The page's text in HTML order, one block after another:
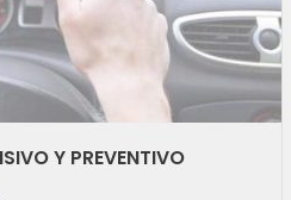
Y PREVENTIVO